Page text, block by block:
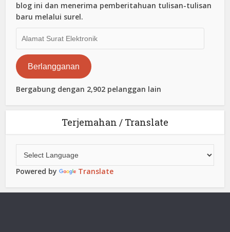
blog ini dan menerima pemberitahuan tulisan-tulisan
baru melalui surel.
Surat
Elektronik
Berlangganan
Bergabung dengan 2,902 pelanggan lain
Terjemahan / Translate
Powered by Translate